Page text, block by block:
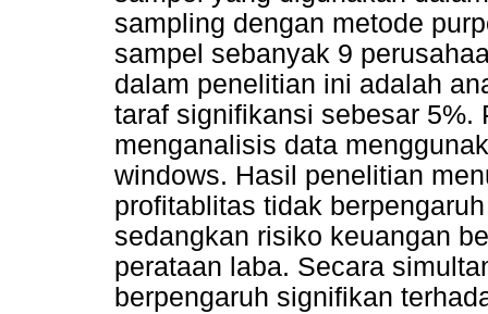
sampling dengan metode
sampel sebanyak 9
dalam penelitian ini adalah
taraf signifikansi sebesar 5%.
menganalisis data
windows. Hasil penelitian
profitablitas tidak
sedangkan risiko keuangan
perataan laba. Secara
berpengaruh signifikan